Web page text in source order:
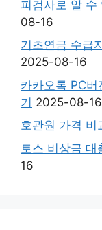
피검사로 알 수
08-16
기초연금 수급
2025-08-16
카카오톡 PC
기 2025-08-16
호관원 가격 비
토스 비상금
16